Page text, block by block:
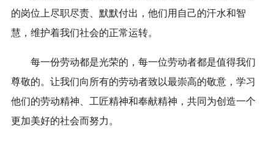
的岗位上尽职尽责、默默付出，他们用自己的汗水和智
慧，维护着我们社会的正常运转。
每一份劳动都是光荣的，每一位劳动者都是值得我们
尊敬的。让我们向所有的劳动者致以最崇高的敬意，学习
他们的劳动精神、工匠精神和奉献精神，共同为创造一个
更加美好的社会而努力。